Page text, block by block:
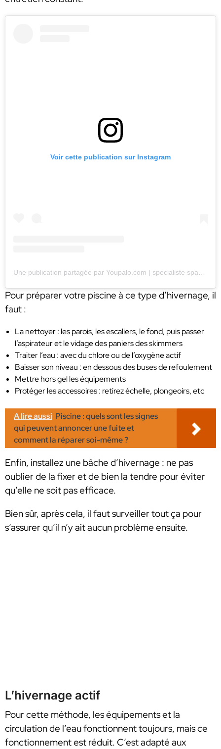
Voir cette publication sur Instagram
Pour préparer votre piscine à ce type d’hivernage, il
faut :
La nettoyer : les parois, les escaliers, le fond, puis passer
l’aspirateur et le vidage des paniers des skimmers
Traiter l’eau : avec du chlore ou de l’oxygène actif
Baisser son niveau : en dessous des buses de refoulement
Mettre hors gel les équipements
Protéger les accessoires : retirez échelle, plongeoirs, etc
A lire aussi Piscine : quels sont les signes
qui peuvent annoncer une fuite et
comment la réparer soi-même ?
Enfin, installez une bâche d’hivernage : ne pas
oublier de la fixer et de bien la tendre pour éviter
qu’elle ne soit pas efficace.
Bien sûr, après cela, il faut surveiller tout ça pour
s’assurer qu’il n’y ait aucun problème ensuite.
L’hivernage actif
Pour cette méthode, les équipements et la
circulation de l’eau fonctionnent toujours, mais ce
fonctionnement est réduit. C’est adapté aux